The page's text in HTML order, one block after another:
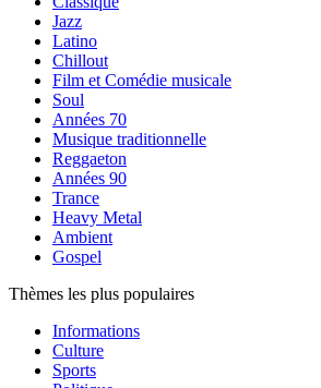
Jazz
Latino
Chillout
Film et Comédie musicale
Soul
Années 70
Musique traditionnelle
Reggaeton
Années 90
Trance
Heavy Metal
Ambient
Gospel
Thèmes les plus populaires
Informations
Culture
Sports